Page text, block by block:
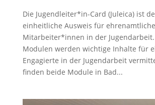
Die Jugendleiter*in-Card (Juleica) ist
einheitliche Ausweis für ehrenamtliche
Mitarbeiter*innen in der
Modulen werden wichtige Inhalte für
Engagierte in der Jugendarbeit
finden beide Module in Bad...